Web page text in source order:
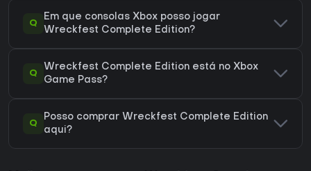
Q
Em que consolas Xbox posso jogar
Wreckfest Complete Edition?
Q
Wreckfest Complete Edition está no Xbox
Game Pass?
Q
Posso comprar Wreckfest Complete Edition
aqui?